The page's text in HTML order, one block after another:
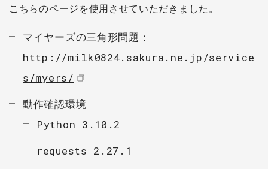
こちらのページを使用させていただきました。
マイヤーズの三角形問題：
http://milk0824.sakura.ne.jp/service
s/myers/
動作確認環境
Python 3.10.2
requests 2.27.1